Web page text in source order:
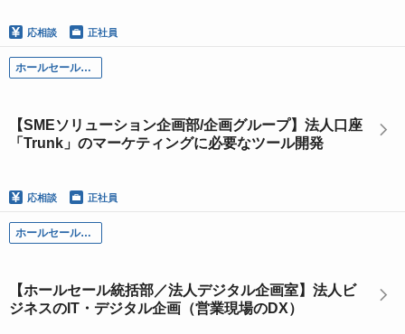
応相談 正社員
ホールセール部門
【SMEソリューション企画部/企画グループ】法人口座
「Trunk」のマーケティングに必要なツール開発
応相談 正社員
ホールセール部門
【ホールセール統括部／法人デジタル企画室】法人ビ
ジネスのIT・デジタル企画（営業現場のDX）